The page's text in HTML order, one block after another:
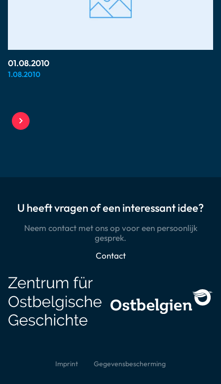
01.08.2010
1.08.2010
U heeft vragen of een interessant idee?
Neem contact met ons op voor een persoonlijk
gesprek.
Contact
Imprint Gegevensbescherming